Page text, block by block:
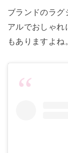
ブランドのラグ
アルでおしゃれ
もありますよね